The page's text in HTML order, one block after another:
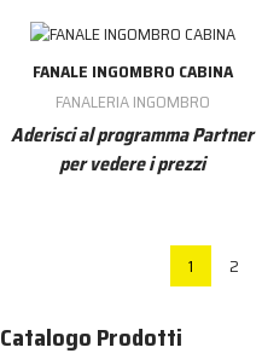
FANALE INGOMBRO CABINA
FANALERIA INGOMBRO
Aderisci al programma Partner
per vedere i prezzi
1 2
Catalogo Prodotti